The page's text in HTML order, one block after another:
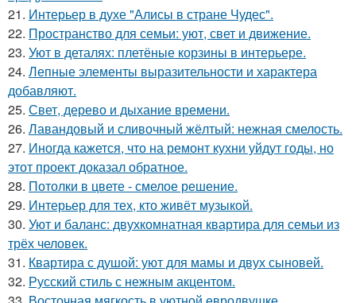
21. Интерьер в духе "Алисы в стране Чудес".
22. Пространство для семьи: уют, свет и движение.
23. Уют в деталях: плетёные корзины в интерьере.
24. Лепные элементы выразительности и характера
добавляют.
25. Свет, дерево и дыхание времени.
26. Лавандовый и сливочный жёлтый: нежная смелость.
27. Иногда кажется, что на ремонт кухни уйдут годы, но
этот проект доказал обратное.
28. Потолки в цвете - смелое решение.
29. Интерьер для тех, кто живёт музыкой.
30. Уют и баланс: двухкомнатная квартира для семьи из
трёх человек.
31. Квартира с душой: уют для мамы и двух сыновей.
32. Русский стиль с нежным акцентом.